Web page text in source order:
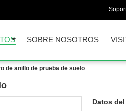
SOBRE NOSOTROS
de anillo de prueba de suelo
Datos